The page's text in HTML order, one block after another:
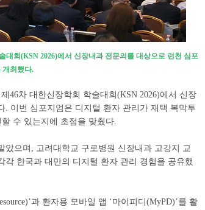
회(KSN 2026)에서 신장내과 전문의를 대상으로 런천 심포
개최했다.
46차 대한신장학회 학술대회(KSN 2026)에서 신장
이번 심포지엄은 디지털 환자 관리가 재택 복막투
수 있는지에 초점을 맞췄다.
으며, 고려대학교 구로병원 신장내과 고강지 교
한국과 대만의 디지털 환자 관리 경험을 공유했
과 환자용 모바일 앱 ‘마이피디(MyPD)’를 활